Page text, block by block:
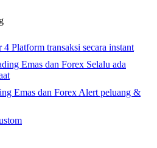
4 Platform transaksi secara instant
Emas dan Forex Selalu ada
Emas dan Forex Alert peluang &